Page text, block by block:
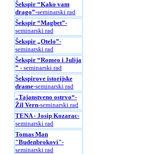
Šekspir “Kako vam
drago”-seminarski rad
Šekspir “Magbet”-
seminarski rad
Šekspir „Otelo”-
seminarski rad
Šekspir “Romeo i Julijа
” - seminarski rad
Šekspirove istorijske
drame-seminarski rad
„Tajanstveno ostrvo“-
Žil Vern-seminarski rad
TENA - Josip Kozarac-
seminarski rad
Tomas Man
"Budenbrokovi"-
seminarski rad